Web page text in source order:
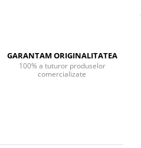
GARANTAM ORIGINALITATEA
100% a tuturor produselor
comercializate